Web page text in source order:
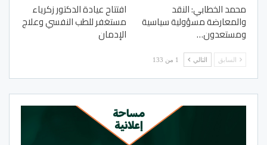
محمد الخطابي: النقد
والمعارضة مسؤولية سياسية
ومستعدون…
افتتاح عيادة الدكتور زكرياء
مستغفر للطب النفسي وعلاج
الإدمان
السابق التالي 1 من 133